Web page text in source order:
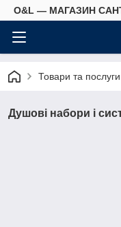
O&L — МАГАЗИН
Товари та послуги
Душові набори і